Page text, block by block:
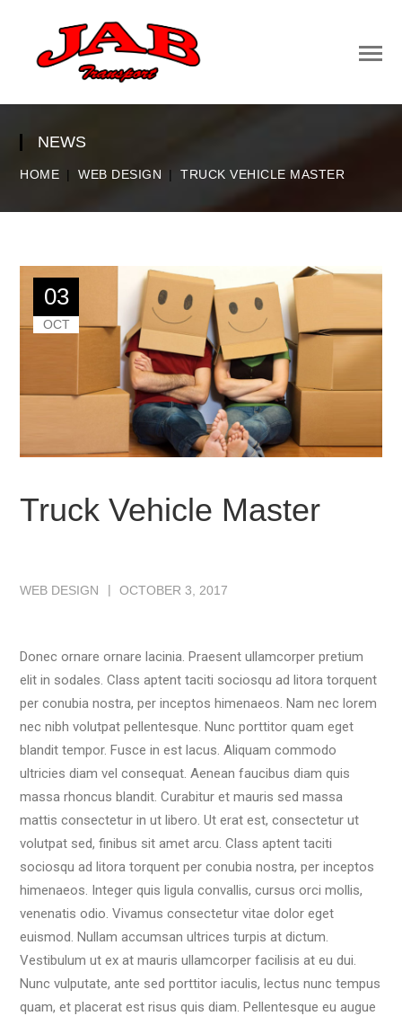
NEWS
HOME WEB DESIGN TRUCK VEHICLE MASTER
03
OCT
Truck Vehicle Master
WEB DESIGN OCTOBER 3, 2017
Donec ornare ornare lacinia. Praesent ullamcorper pretium
elit in sodales. Class aptent taciti sociosqu ad litora torquent
per conubia nostra, per inceptos himenaeos. Nam nec lorem
nec nibh volutpat pellentesque. Nunc porttitor quam eget
blandit tempor. Fusce in est lacus. Aliquam commodo
ultricies diam vel consequat. Aenean faucibus diam quis
massa rhoncus blandit. Curabitur et mauris sed massa
mattis consectetur in ut libero. Ut erat est, consectetur ut
volutpat sed, finibus sit amet arcu. Class aptent taciti
sociosqu ad litora torquent per conubia nostra, per inceptos
himenaeos. Integer quis ligula convallis, cursus orci mollis,
venenatis odio. Vivamus consectetur vitae dolor eget
euismod. Nullam accumsan ultrices turpis at dictum.
Vestibulum ut ex at mauris ullamcorper facilisis at eu dui.
Nunc vulputate, ante sed porttitor iaculis, lectus nunc tempus
quam, et placerat est risus quis diam. Pellentesque eu augue